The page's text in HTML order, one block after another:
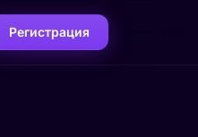
Регистрация